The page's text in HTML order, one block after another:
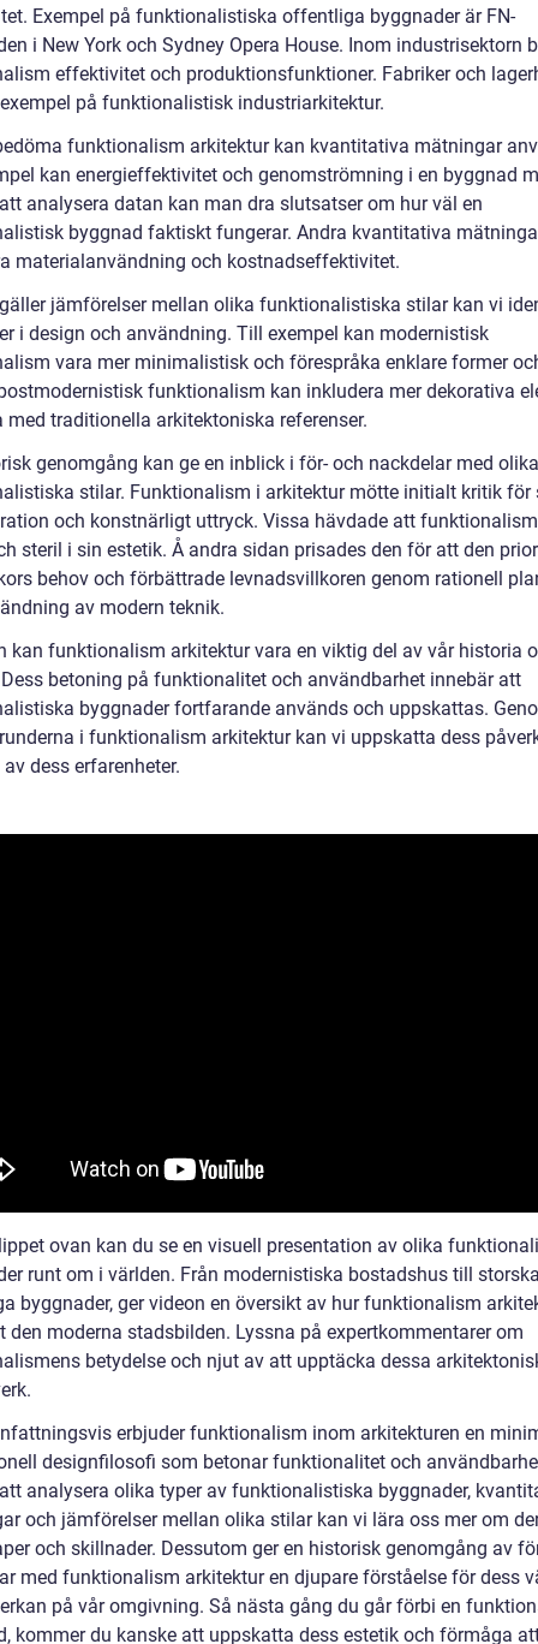
Exempel på funktionalistiska offentliga byggnader är FN-
i New York och Sydney Opera House. Inom industrisektorn
effektivitet och produktionsfunktioner. Fabriker och
på funktionalistisk industriarkitektur.
funktionalism arkitektur kan kvantitativa mätningar
kan energieffektivitet och genomströmning i en byggnad
analysera datan kan man dra slutsatser om hur väl en
byggnad faktiskt fungerar. Andra kvantitativa
materialanvändning och kostnadseffektivitet.
jämförelser mellan olika funktionalistiska stilar kan vi
i design och användning. Till exempel kan modernistisk
vara mer minimalistisk och förespråka enklare former
funktionalism kan inkludera mer dekorativa
med traditionella arkitektoniska referenser.
genomgång kan ge en inblick i för- och nackdelar med olika
stilar. Funktionalism i arkitektur mötte initialt kritik för
och konstnärligt uttryck. Vissa hävdade att
steril i sin estetik. Å andra sidan prisades den för att den
behov och förbättrade levnadsvillkoren genom rationell
av modern teknik.
kan funktionalism arkitektur vara en viktig del av vår historia
betoning på funktionalitet och användbarhet innebär att
byggnader fortfarande används och uppskattas.
i funktionalism arkitektur kan vi uppskatta dess
dess erfarenheter.
ovan kan du se en visuell presentation av olika
runt om i världen. Från modernistiska bostadshus till
byggnader, ger videon en översikt av hur funktionalism
den moderna stadsbilden. Lyssna på expertkommentarer om
betydelse och njut av att upptäcka dessa
erbjuder funktionalism inom arkitekturen en
designfilosofi som betonar funktionalitet och
analysera olika typer av funktionalistiska byggnader,
och jämförelser mellan olika stilar kan vi lära oss mer om
och skillnader. Dessutom ger en historisk genomgång av
med funktionalism arkitektur en djupare förståelse för dess
på vår omgivning. Så nästa gång du går förbi en
kommer du kanske att uppskatta dess estetik och förmåga